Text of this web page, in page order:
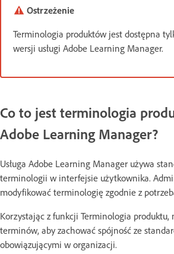
Ostrzeżenie
Terminologia produktów jest dostępna
wersji usługi Adobe Learning Manager.
Co to jest terminologia
Adobe Learning Manager?
Usługa Adobe Learning Manager używa
terminologii w interfejsie użytkownika.
modyfikować terminologię zgodnie z
Korzystając z funkcji Terminologia produktu,
terminów, aby zachować spójność ze
obowiązującymi w organizacji.